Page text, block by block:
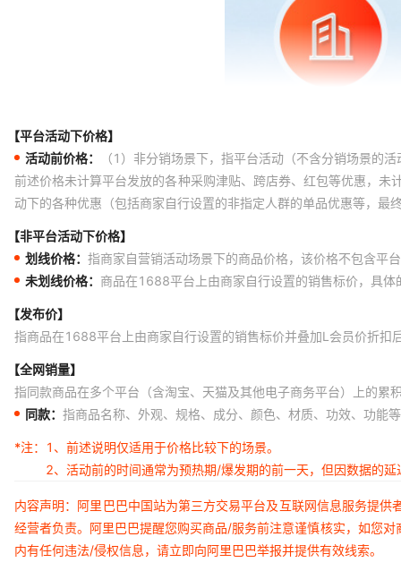
【平台活动下价格】
活动前价格：
（1）非分销场景下，指平台活动（不含分销场景的
前述价格未计算平台发放的各种采购津贴、跨店券、红包等优惠，
动下的各种优惠（包括商家自行设置的非指定人群的单品优惠等，
【非平台活动下价格】
划线价格： 指商家自营销活动场景下的商品价格，该价格不包含平
未划线价格： 商品在1688平台上由商家自行设置的销售标价，具
【发布价】
指商品在1688平台上由商家自行设置的销售标价并叠加L会员价折扣
【全网销量】
指同款商品在多个平台（含淘宝、天猫及其他电子商务平台）上的累
同款： 指商品名称、外观、规格、成分、颜色、材质、功效、功能
*注：
1、前述说明仅适用于价格比较下的场景。
2、活动前的时间通常为预热期/爆发期的前一天，但因数据的
内容声明：阿里巴巴中国站为第三方交易平台及互联网信息服务提
经营者负责。阿里巴巴提醒您购买商品/服务前注意谨慎核实，如您
内有任何违法/侵权信息，请立即向阿里巴巴举报并提供有效线索。